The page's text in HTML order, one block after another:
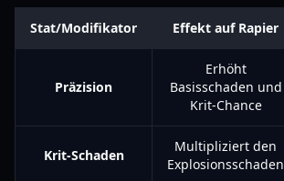
Stat/Modifikator Effekt auf Rapier
Präzision
Erhöht
Basisschaden und
Krit-Chance
Krit-Schaden
Multipliziert den
Explosionsschaden